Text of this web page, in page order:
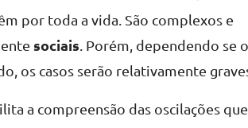
por toda a vida. São complexos e
sociais . Porém, dependendo se o
os casos serão relativamente
a compreensão das oscilações que